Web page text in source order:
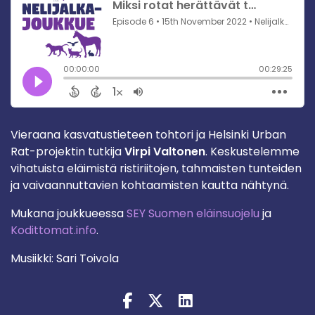
Vieraana kasvatustieteen tohtori ja Helsinki Urban
Rat-projektin tutkijaVirpi Valtonen. Keskustelemme
vihatuista eläimistä ristiriitojen, tahmaisten tunteiden
ja vaivaannuttavien kohtaamisten kautta nähtynä.
Mukana joukkueessaSEY Suomen eläinsuojelu ja
Kodittomat.info.
Musiikki: Sari Toivola